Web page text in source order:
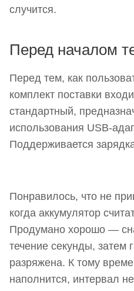
случится.
Перед началом
Перед тем, как
комплект поставки
стандартный,
использования USB-
Поддерживается
Понравилось, что не
когда аккумулятор
Продумано хорошо —
течение секунды, затем
разряжена. К тому
наполнится, интервал